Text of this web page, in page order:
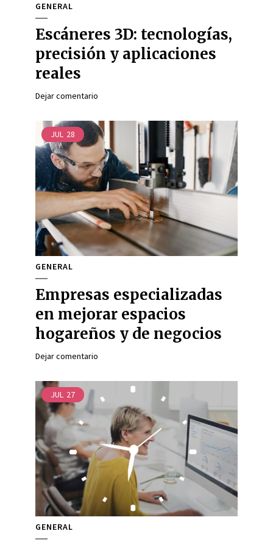
GENERAL
Escáneres 3D: tecnologías,
precisión y aplicaciones
reales
Dejar comentario
JUL 28
GENERAL
Empresas especializadas
en mejorar espacios
hogareños y de negocios
Dejar comentario
JUL 27
GENERAL